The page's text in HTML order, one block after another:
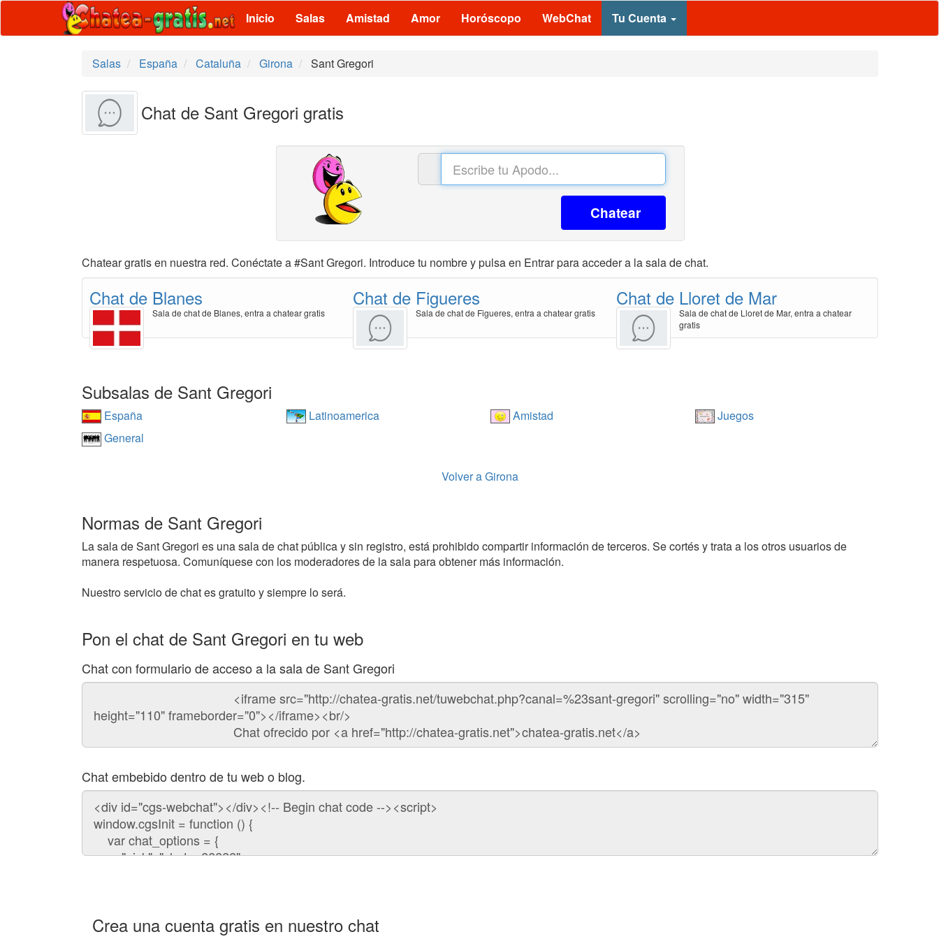
Inicio Salas Amistad Amor Horóscopo WebChat Tu Cuenta
Salas España Cataluña Girona Sant Gregori
Chat de Sant Gregori gratis
Chatear
Chatear gratis en nuestra red. Conéctate a #Sant Gregori. Introduce tu nombre y pulsa en Entrar para acceder a la sala de chat.
Chat de Blanes
Sala de chat de Blanes, entra a chatear gratis
Chat de Figueres
Sala de chat de Figueres, entra a chatear gratis
Chat de Lloret de Mar
Sala de chat de Lloret de Mar, entra a chatear
gratis
Subsalas de Sant Gregori
España Latinoamerica Amistad
Juegos
General
Volver a Girona
Normas de Sant Gregori
La sala de Sant Gregori es una sala de chat pública y sin registro, está prohibido compartir información de terceros. Se cortés y trata a los otros usuarios de
manera respetuosa. Comuníquese con los moderadores de la sala para obtener más información.
Nuestro servicio de chat es gratuito y siempre lo será.
Pon el chat de Sant Gregori en tu web
Chat con formulario de acceso a la sala de Sant Gregori
Código
chat
Chat embebido dentro de tu web o blog.
Código
para
embeber
chat
Crea una cuenta gratis en nuestro chat